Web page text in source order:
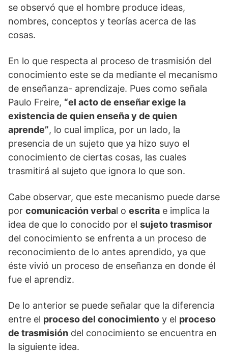
se observó que el hombre produce ideas,
nombres, conceptos y teorías acerca de las
cosas.
En lo que respecta al proceso de trasmisión del
conocimiento este se da mediante el mecanismo
de enseñanza- aprendizaje. Pues como señala
Paulo Freire, “el acto de enseñar exige la
existencia de quien enseña y de quien
aprende”, lo cual implica, por un lado, la
presencia de un sujeto que ya hizo suyo el
conocimiento de ciertas cosas, las cuales
trasmitirá al sujeto que ignora lo que son.
Cabe observar, que este mecanismo puede darse
por comunicación verbal o escrita e implica la
idea de que lo conocido por el sujeto trasmisor
del conocimiento se enfrenta a un proceso de
reconocimiento de lo antes aprendido, ya que
éste vivió un proceso de enseñanza en donde él
fue el aprendiz.
De lo anterior se puede señalar que la diferencia
entre el proceso del conocimiento y el proceso
de trasmisión del conocimiento se encuentra en
la siguiente idea.